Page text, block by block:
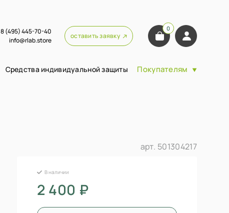
8 (495) 445-70-40
info@rlab.store
оставить заявку
0
Средства индивидуальной защиты Покупателям
арт. 501304217
В наличии
2 400 ₽